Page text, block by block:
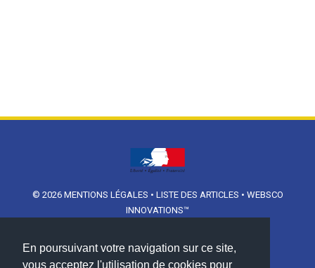
En poursuivant votre navigation sur ce site,
vous acceptez l'utilisation de cookies pour
© 2026 MENTIONS LÉGALES • LISTE DES ARTICLES • WEBSCO
INNOVATIONS™